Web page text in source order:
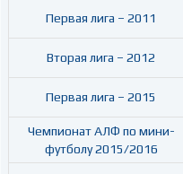
Первая лига – 2011
Вторая лига – 2012
Первая лига – 2015
Чемпионат АЛФ по мини-
футболу 2015/2016